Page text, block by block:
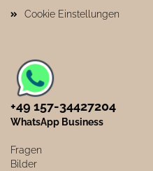
Cookie Einstellungen
+49 157-34427204​
WhatsApp Business
Fragen
Bilder